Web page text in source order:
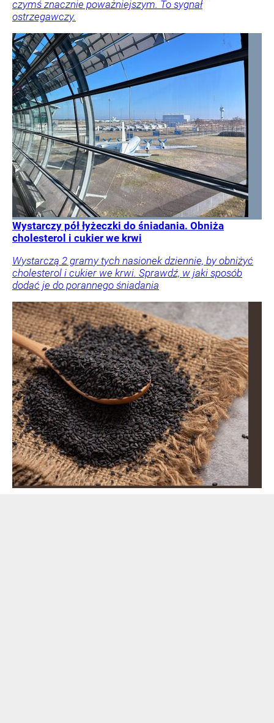
czymś znacznie poważniejszym. To sygnał
ostrzegawczy.
Wystarczy pół łyżeczki do śniadania. Obniża
cholesterol i cukier we krwi
Wystarczą 2 gramy tych nasionek dziennie, by obniżyć
cholesterol i cukier we krwi. Sprawdź, w jaki sposób
dodać je do porannego śniadania